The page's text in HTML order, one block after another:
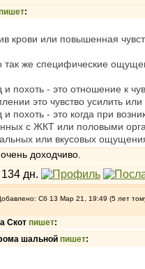
:
крови или повышенная
так же специфические
и похоть - это отношение к
это чувство усилить
и похоть - это когда при
с ЖКТ или половыми
или вкусовых
доходчиво.
Сб 13 Мар 21, 19:49 (5 лет
Скот пишет:
шальной пишет: